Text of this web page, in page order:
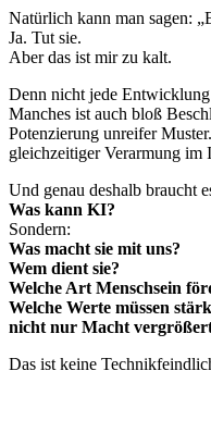
Natürlich kann man sagen:
Ja. Tut sie.
Aber das ist mir zu kalt.
Denn nicht jede
Manches ist auch bloß
Potenzierung unreifer
gleichzeitiger Verarmung im
Und genau deshalb braucht
Was kann KI?
Sondern:
Was macht sie mit uns?
Wem dient sie?
Welche Art Menschsein
Welche Werte müssen
nicht nur Macht
Das ist keine